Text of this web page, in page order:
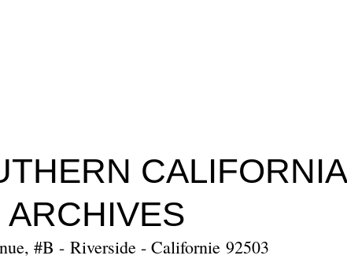
CALIFORNIA
#B - Riverside - Californie 92503